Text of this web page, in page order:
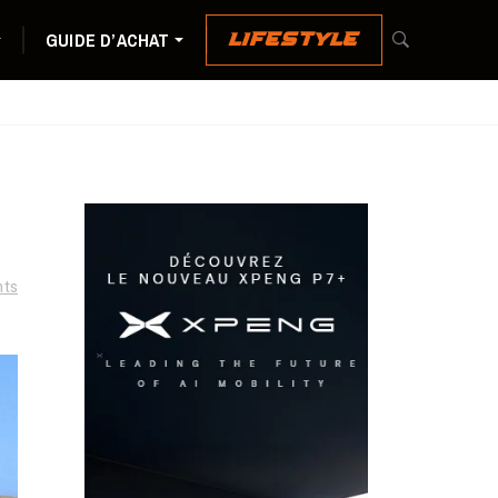
GUIDE D’ACHAT LIFESTYLE